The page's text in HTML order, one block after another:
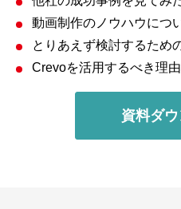
動画制作のノウハウにつ
とりあえず検討するため
Crevoを活用するべき理
資料ダ